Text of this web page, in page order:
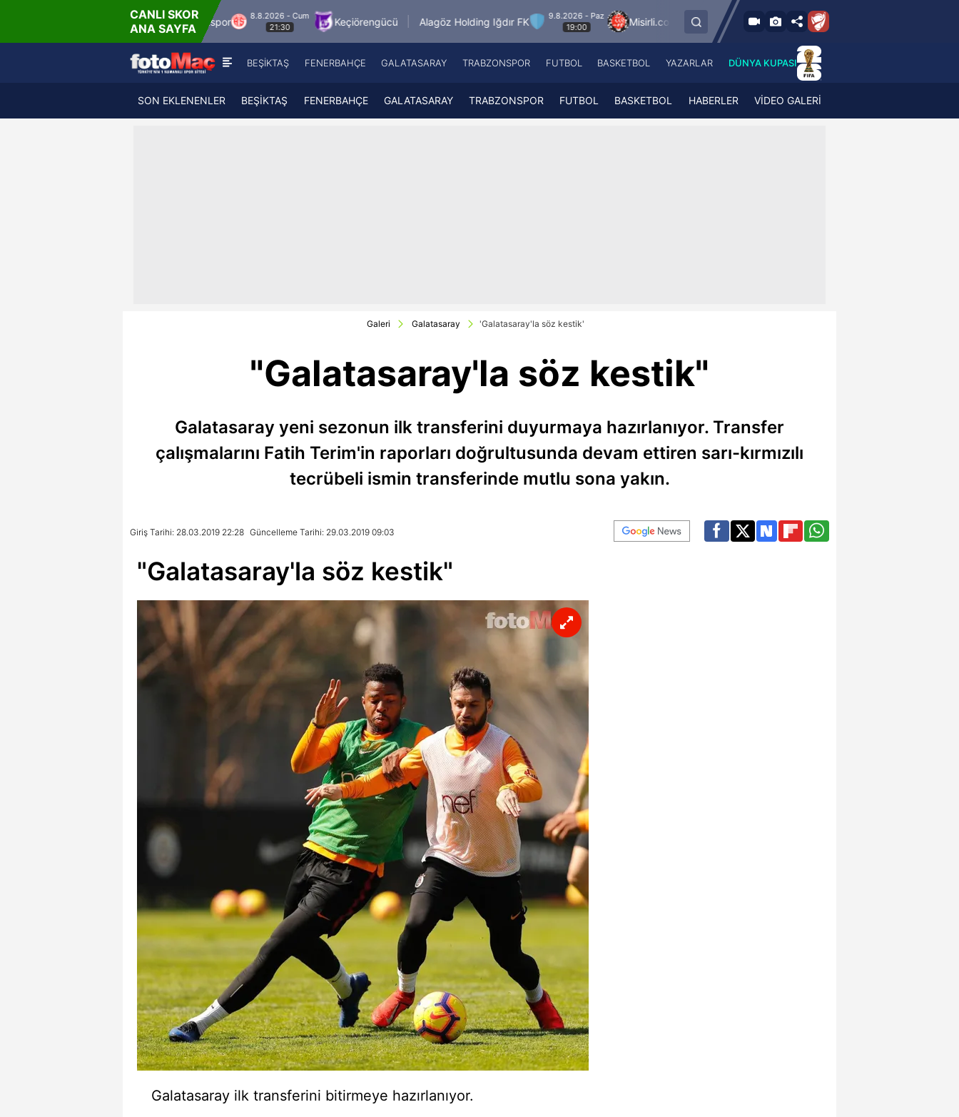
CANLI SKOR
ANA SAYFA
Hesap.com Antalyaspor
8.8.2026 - Cum
21:30
Keçiörengücü Alagöz Holding Iğdır FK
9.8.2026 - Paz
19:00
Misirli.com.tr Karagümrük SMS Grup Sarıyerspor
9.8.2026 - Paz
Fenerbahçe
Galatasaray
A Spor
ATV
A Haber Radyo
A Spor Radyo
A News Radio
BEŞİKTAŞ FENERBAHÇE GALATASARAY TRABZONSPOR FUTBOL BASKETBOL YAZARLAR DÜNYA KUPASI
SON EKLENENLER BEŞİKTAŞ FENERBAHÇE GALATASARAY TRABZONSPOR FUTBOL BASKETBOL HABERLER VİDEO GALERİ
Galeri Galatasaray 'Galatasaray'la söz kestik'
"Galatasaray'la söz kestik"
Galatasaray yeni sezonun ilk transferini duyurmaya hazırlanıyor. Transfer
çalışmalarını Fatih Terim'in raporları doğrultusunda devam ettiren sarı-kırmızılı
tecrübeli ismin transferinde mutlu sona yakın.
Giriş Tarihi: 28.03.2019 22:28 Güncelleme Tarihi: 29.03.2019 09:03
"Galatasaray'la söz kestik"
Galatasaray ilk transferini bitirmeye hazırlanıyor.